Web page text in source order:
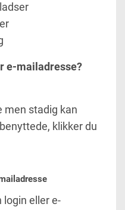
e-mailadresse?
men stadig kan
klikker du
login eller e-